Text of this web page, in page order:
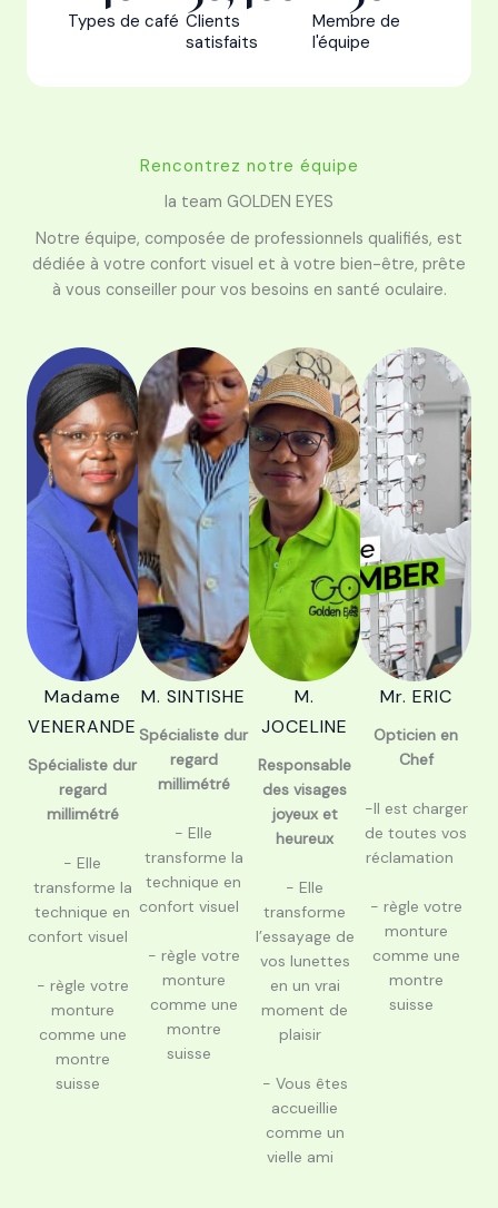
Types de café Clients
satisfaits
Membre de
l'équipe
Rencontrez notre équipe
la team GOLDEN EYES
Notre équipe, composée de professionnels qualifiés, est
dédiée à votre confort visuel et à votre bien-être, prête
à vous conseiller pour vos besoins en santé oculaire.
Madame
VENERANDE
Spécialiste dur
regard
millimétré
- Elle
transforme la
technique en
confort visuel
- règle votre
monture
comme une
montre
suisse
M. SINTISHE
Spécialiste dur
regard
millimétré
- Elle
transforme la
technique en
confort visuel
- règle votre
monture
comme une
montre
suisse
M.
JOCELINE
Responsable
des visages
joyeux et
heureux
- Elle
transforme
l’essayage de
vos lunettes
en un vrai
moment de
plaisir
- Vous êtes
accueillie
comme un
vielle ami
Mr. ERIC
Opticien en
Chef
-Il est charger
de toutes vos
réclamation
- règle votre
monture
comme une
montre
suisse